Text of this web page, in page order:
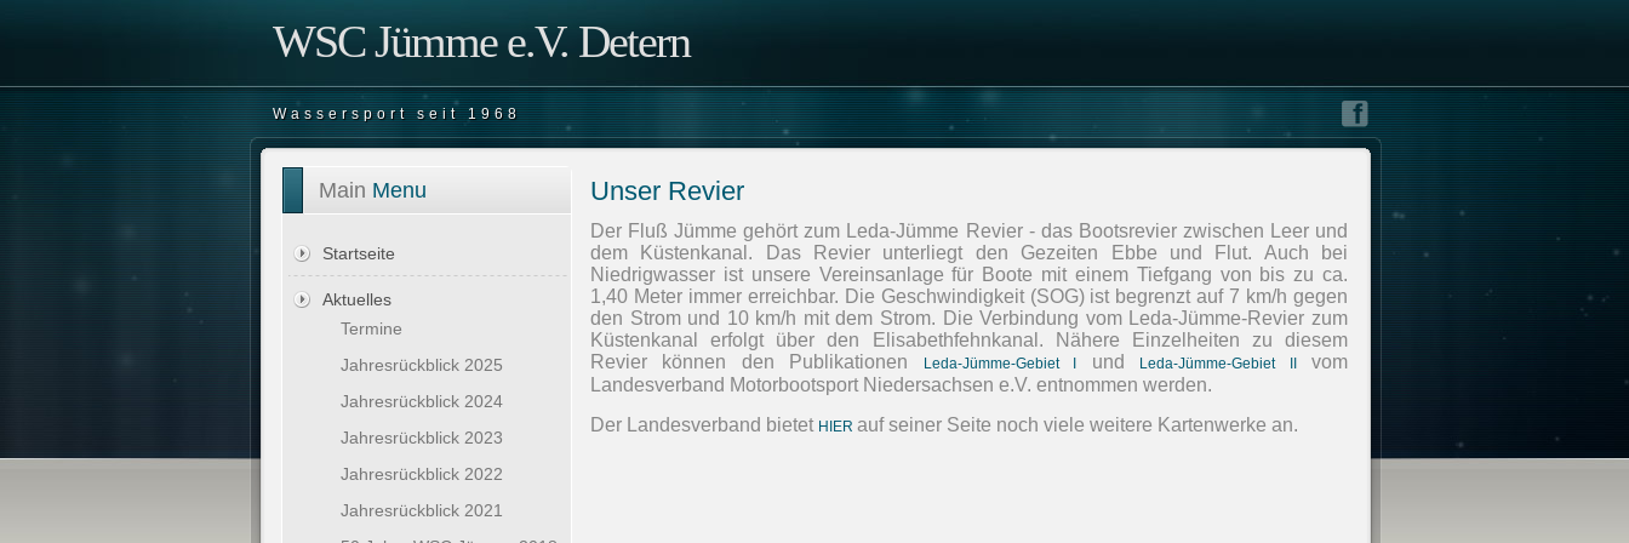
WSC Jümme e.V. Detern
Wassersport seit 1968
Main Menu
Startseite
Aktuelles
Termine
Jahresrückblick 2025
Jahresrückblick 2024
Jahresrückblick 2023
Jahresrückblick 2022
Jahresrückblick 2021
Unser Revier
Der Fluß Jümme gehört zum Leda-Jümme Revier - das Bootsrevier zwischen Leer und
dem Küstenkanal. Das Revier unterliegt den Gezeiten Ebbe und Flut. Auch bei
Niedrigwasser ist unsere Vereinsanlage für Boote mit einem Tiefgang von bis zu ca.
1,40 Meter immer erreichbar. Die Geschwindigkeit (SOG) ist begrenzt auf 7 km/h gegen
den Strom und 10 km/h mit dem Strom. Die Verbindung vom Leda-Jümme-Revier zum
Küstenkanal erfolgt über den Elisabethfehnkanal. Nähere Einzelheiten zu diesem
Revier können den Publikationen
Leda-Jümme-Gebiet I und Leda-Jümme-Gebiet II vom
Landesverband Motorbootsport Niedersachsen e.V. entnommen werden.
Der Landesverband bietet HIER auf seiner Seite noch viele weitere Kartenwerke an.